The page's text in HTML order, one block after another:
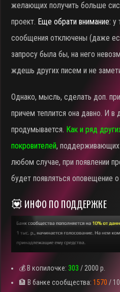
желающих получить больше
проект. Еще обрати внимание: у
сообщения отключены (даже
запросу была бы, на него
ждешь других писем и не
Однако, мысль, сделать доп.
причем теплится она давно. И в
продумывается. Как и ряд
покровителей,
любом случае, при появлении
будет появляться оповещение
💟 ИНФО ПО ПОДДЕРЖКЕ
💰 В копилочке:303/ 2000 р.
🏦 В банке сообщества:1570 /